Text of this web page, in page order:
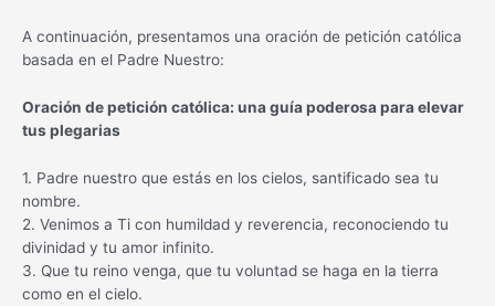
A continuación, presentamos una oración de petición católica
basada en el Padre Nuestro:
Oración de petición católica: una guía poderosa para elevar
tus plegarias
1. Padre nuestro que estás en los cielos, santificado sea tu
nombre.
2. Venimos a Ti con humildad y reverencia, reconociendo tu
divinidad y tu amor infinito.
3. Que tu reino venga, que tu voluntad se haga en la tierra
como en el cielo.